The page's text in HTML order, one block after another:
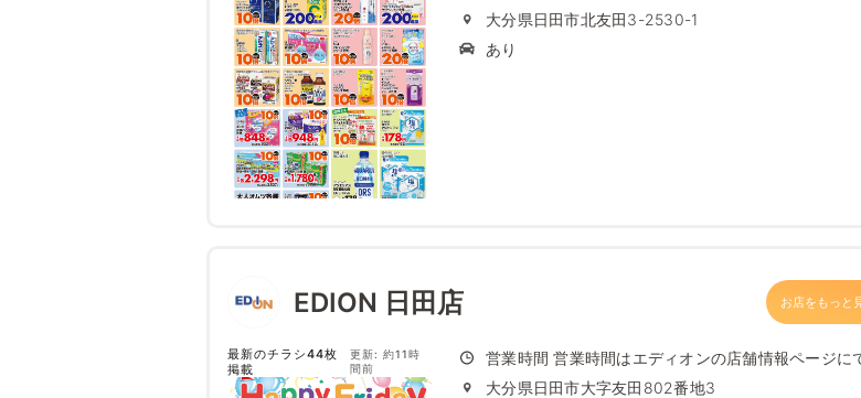
大分県日田市北友田3-2530-1
あり
EDION 日田店 お店をもっと
最新のチラシ44枚
掲載
更新: 約11時
間前
営業時間 営業時間はエディオンの店舗情報ページに
新情報をご確...
大分県日田市大字友田802番地3